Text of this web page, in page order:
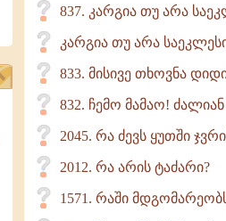
837. კარგია თუ არა
კარგია თუ არა
833. მისივე თხოვნა
832. ჩემო მამაო!
2045. რა ძევს ყუთში
2012. რა არის ტაძარი?
1571. რაში